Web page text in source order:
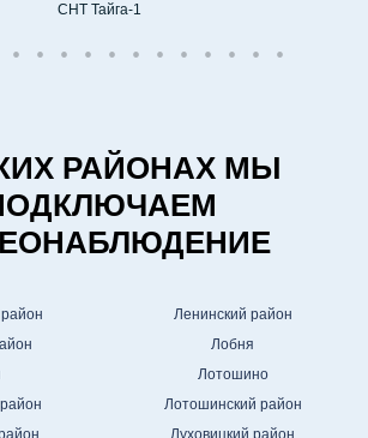
СНТ Тайга-1
РАЙОНАХ МЫ
Ленинский район
Лобня
Лотошино
Лотошинский район
Луховицкий район